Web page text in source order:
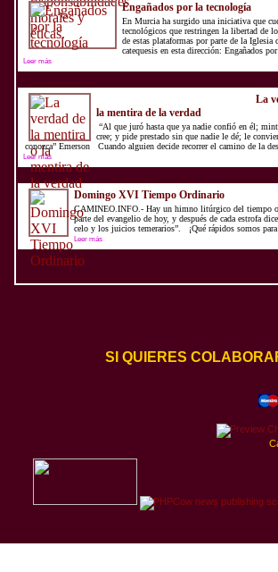
Engañados por la tecnología
En Murcia ha surgido una iniciativa que
tecnológicos que restringen la libertad de
de estas plataformas por parte de la Iglesia
catequesis en esta dirección: Engañados
Leer más
La
la mentira de la verdad
“Al que juró hasta que ya nadie confió en él;
cree; y pide prestado sin que nadie le dé; le
conozca” Emerson Cuando alguien decide recorrer el camino de la
Leer más
Domingo XVI Tiempo Ordinario
CAMINEO.INFO.- Hay un himno litúrgico del tiempo
parte del evangelio de hoy, y después de cada estrofa
celo y los juicios temerarios”. ¡Qué rápidos somos para
Leer más
SI QUIERES